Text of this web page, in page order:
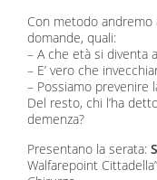
Con metodo
domande, quali:
– A che età si diventa
– E’ vero che
– Possiamo prevenire
Del resto, chi l’ha
demenza?
Presentano la serata:
Walfarepoint